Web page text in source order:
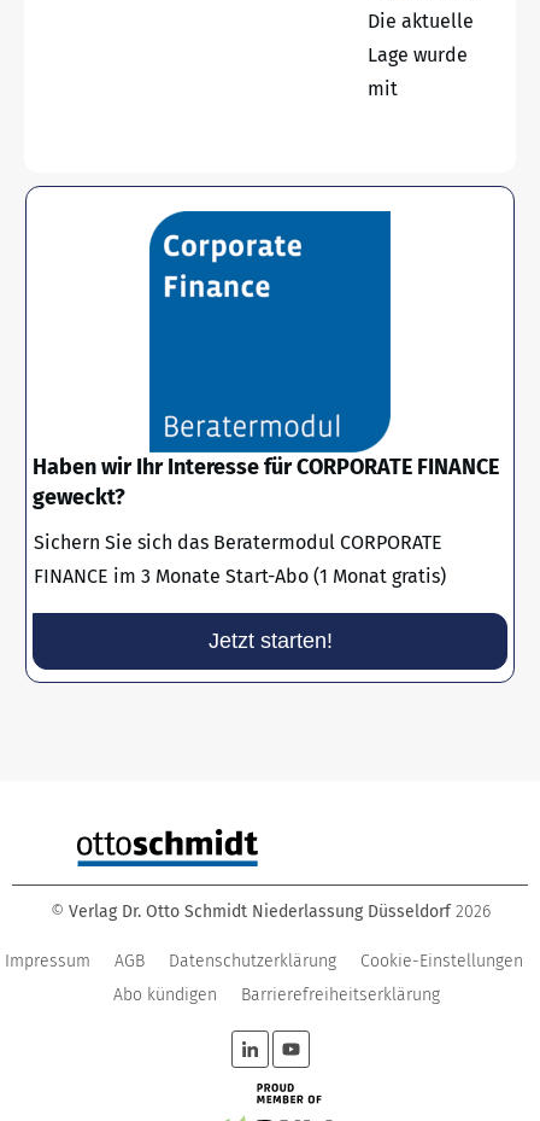
Die aktuelle
Lage wurde
mit
Haben wir Ihr Interesse für CORPORATE FINANCE
geweckt?
Sichern Sie sich das Beratermodul CORPORATE
FINANCE im 3 Monate Start-Abo (1 Monat gratis)
Jetzt starten!
© Verlag Dr. Otto Schmidt Niederlassung Düsseldorf 2026
Impressum AGB Datenschutzerklärung
Cookie-Einstellungen
Abo kündigen
Barrierefreiheitserklärung